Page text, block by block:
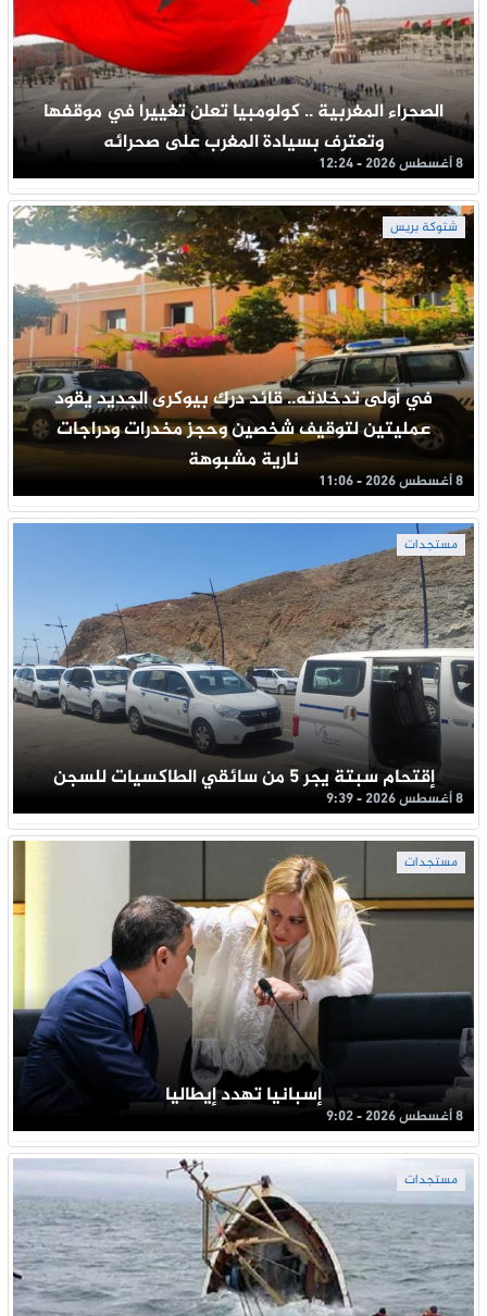
الصحراء المغربية .. كولومبيا تعلن تغييرا في موقفها
وتعترف بسيادة المغرب على صحرائه
8 أغسطس 2026 - 12:24
شتوكة بريس
في أولى تدخلاته.. قائد درك بيوكرى الجديد يقود
عمليتين لتوقيف شخصين وحجز مخدرات ودراجات
نارية مشبوهة
8 أغسطس 2026 - 11:06
مستجدات
إقتحام سبتة يجر 5 من سائقي الطاكسيات للسجن
8 أغسطس 2026 - 9:39
مستجدات
إسبانيا تهدد إيطاليا
8 أغسطس 2026 - 9:02
مستجدات